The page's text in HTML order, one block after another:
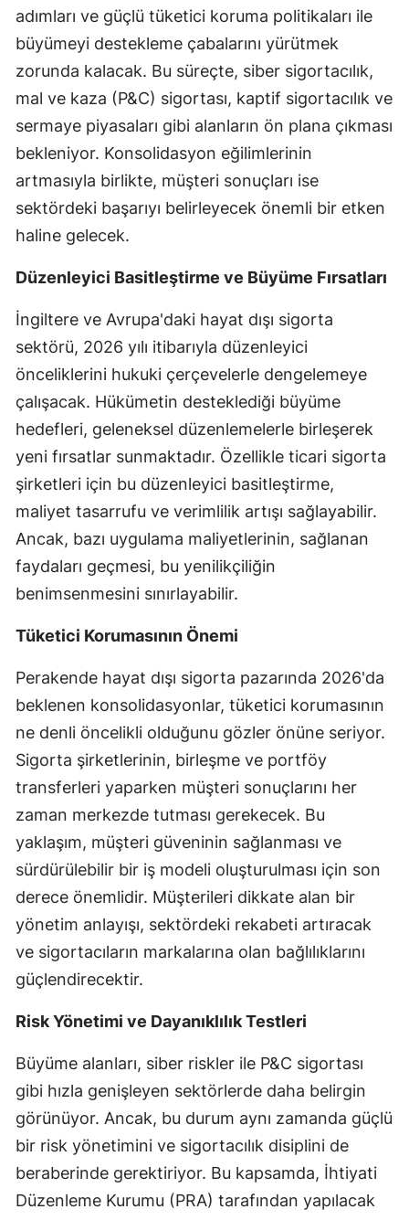
Edirne
Elazığ
Erzincan
Erzurum
Eskişehir
Gaziantep
Gümüşhane
Hakkari
Hatay
Isparta
Mersin
İstanbul
İzmir
Kars
Kastamonu
Kırşehir
Kocaeli
Konya
Kütahya
Malatya
Manisa
Kahramanmaraş
Mardin
Muş
Nevşehir
Niğde
Ordu
Rize
Sakarya
adımları ve güçlü tüketici koruma politikaları ile
büyümeyi destekleme çabalarını yürütmek
zorunda kalacak. Bu süreçte, siber sigortacılık,
mal ve kaza (P&C) sigortası, kaptif sigortacılık ve
sermaye piyasaları gibi alanların ön plana çıkması
bekleniyor. Konsolidasyon eğilimlerinin
artmasıyla birlikte, müşteri sonuçları ise
sektördeki başarıyı belirleyecek önemli bir etken
haline gelecek.
Düzenleyici Basitleştirme ve Büyüme Fırsatları
İngiltere ve Avrupa'daki hayat dışı sigorta
sektörü, 2026 yılı itibarıyla düzenleyici
önceliklerini hukuki çerçevelerle dengelemeye
çalışacak. Hükümetin desteklediği büyüme
hedefleri, geleneksel düzenlemelerle birleşerek
yeni fırsatlar sunmaktadır. Özellikle ticari sigorta
şirketleri için bu düzenleyici basitleştirme,
maliyet tasarrufu ve verimlilik artışı sağlayabilir.
Ancak, bazı uygulama maliyetlerinin, sağlanan
faydaları geçmesi, bu yenilikçiliğin
benimsenmesini sınırlayabilir.
Tüketici Korumasının Önemi
Perakende hayat dışı sigorta pazarında 2026'da
beklenen konsolidasyonlar, tüketici korumasının
ne denli öncelikli olduğunu gözler önüne seriyor.
Sigorta şirketlerinin, birleşme ve portföy
transferleri yaparken müşteri sonuçlarını her
zaman merkezde tutması gerekecek. Bu
yaklaşım, müşteri güveninin sağlanması ve
sürdürülebilir bir iş modeli oluşturulması için son
derece önemlidir. Müşterileri dikkate alan bir
yönetim anlayışı, sektördeki rekabeti artıracak
ve sigortacıların markalarına olan bağlılıklarını
güçlendirecektir.
Risk Yönetimi ve Dayanıklılık Testleri
Büyüme alanları, siber riskler ile P&C sigortası
gibi hızla genişleyen sektörlerde daha belirgin
görünüyor. Ancak, bu durum aynı zamanda güçlü
bir risk yönetimini ve sigortacılık disiplini de
beraberinde gerektiriyor. Bu kapsamda, İhtiyati
Düzenleme Kurumu (PRA) tarafından yapılacak